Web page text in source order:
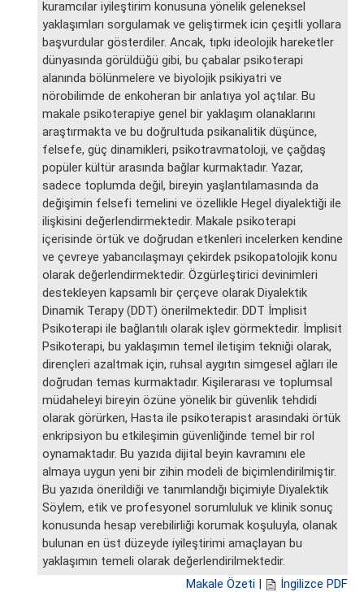
kuramcılar iyileştirim konusuna yönelik geleneksel
yaklaşımları sorgulamak ve geliştirmek icin çeşitli yollara
başvurdular gösterdiler. Ancak, tıpkı ideolojik hareketler
dünyasında görüldüğü gibi, bu çabalar psikoterapi
alanında bölünmelere ve biyolojik psikiyatri ve
nörobilimde de enkoheran bir anlatıya yol açtılar. Bu
makale psikoterapiye genel bir yaklaşım olanaklarını
araştırmakta ve bu doğrultuda psikanalitik düşünce,
felsefe, güç dinamikleri, psikotravmatoloji, ve çağdaş
popüler kültür arasında bağlar kurmaktadır. Yazar,
sadece toplumda değil, bireyin yaşlantılamasında da
değişimin felsefi temelini ve özellikle Hegel diyalektiği ile
ilişkisini değerlendirmektedir. Makale psikoterapi
içerisinde örtük ve doğrudan etkenleri incelerken kendine
ve çevreye yabancılaşmayı çekirdek psikopatolojik konu
olarak değerlendirmektedir. Özgürleştirici devinimleri
destekleyen kapsamlı bir çerçeve olarak Diyalektik
Dinamik Terapy (DDT) önerilmektedir. DDT İmplisit
Psikoterapi ile bağlantılı olarak işlev görmektedir. İmplisit
Psikoterapi, bu yaklaşımın temel iletişim tekniği olarak,
dirençleri azaltmak için, ruhsal aygıtın simgesel ağları ile
doğrudan temas kurmaktadır. Kişilerarası ve toplumsal
müdaheleyi bireyin özüne yönelik bir güvenlik tehdidi
olarak görürken, Hasta ile psikoterapist arasındaki örtük
enkripsiyon bu etkileşimin güvenliğinde temel bir rol
oynamaktadır. Bu yazıda dijital beyin kavramını ele
almaya uygun yeni bir zihin modeli de biçimlendirilmiştir.
Bu yazıda önerildiği ve tanımlandığı biçimiyle Diyalektik
Söylem, etik ve profesyonel sorumluluk ve klinik sonuç
konusunda hesap verebilirliği korumak koşuluyla, olanak
bulunan en üst düzeyde iyileştirimi amaçlayan bu
yaklaşımın temeli olarak değerlendirilmektedir.
Makale Özeti | İngilizce PDF